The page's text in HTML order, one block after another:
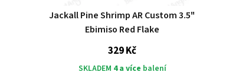
Jackall Pine Shrimp AR Custom 3.5"
Ebimiso Red Flake
329 Kč
SKLADEM 4 a více balení